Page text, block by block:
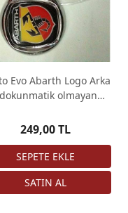
Evo Abarth Logo Arka
olmayan
249,00 TL